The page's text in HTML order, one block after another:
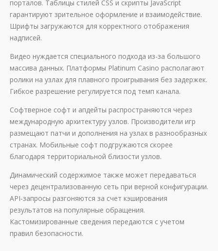
порталов. Таблицы стилей CSS и скрипты JavaScript
гарантируют зрительное оформление и взаимодействие.
Шрифты загружаются для корректного отображения
надписей.
Видео нуждается специального подхода из-за большого
массива данных. Платформы Platinum Casino располагают
ролики на узлах для плавного проигрывания без задержек.
Гибкое разрешение регулируется под темп канала.
Софтверное софт и апдейты распространяются через
международную архитектуру узлов. Производители игр
размещают патчи и дополнения на узлах в разнообразных
странах. Мобильные софт подгружаются скорее
благодаря территориальной близости узлов.
Динамический содержимое также может передаваться
через децентрализованную сеть при верной конфигурации.
API-запросы разгоняются за счет кэширования
результатов на популярные обращения.
Кастомизированные сведения передаются с учетом
правил безопасности.